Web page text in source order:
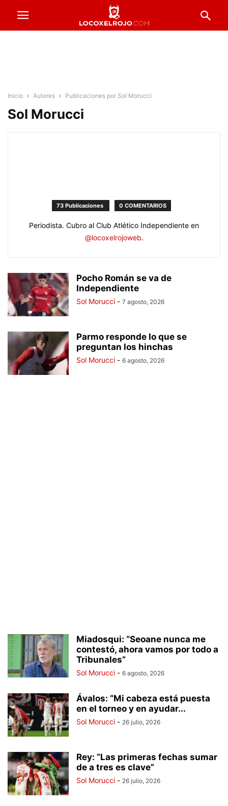
Inicio Autores Publicaciones por Sol Morucci
Sol Morucci
73 Publicaciones 0 COMENTARIOS
Periodista. Cubro al Club Atlético Independiente en
@locoxelrojoweb.
Pocho Román se va de
Independiente
Sol Morucci - 7 agosto, 2026
Parmo responde lo que se
preguntan los hinchas
Sol Morucci - 6 agosto, 2026
Miadosqui: “Seoane nunca me
contestó, ahora vamos por todo a
Tribunales”
Sol Morucci - 6 agosto, 2026
Ávalos: “Mi cabeza está puesta
en el torneo y en ayudar...
Sol Morucci - 26 julio, 2026
Rey: “Las primeras fechas sumar
de a tres es clave”
Sol Morucci - 26 julio, 2026